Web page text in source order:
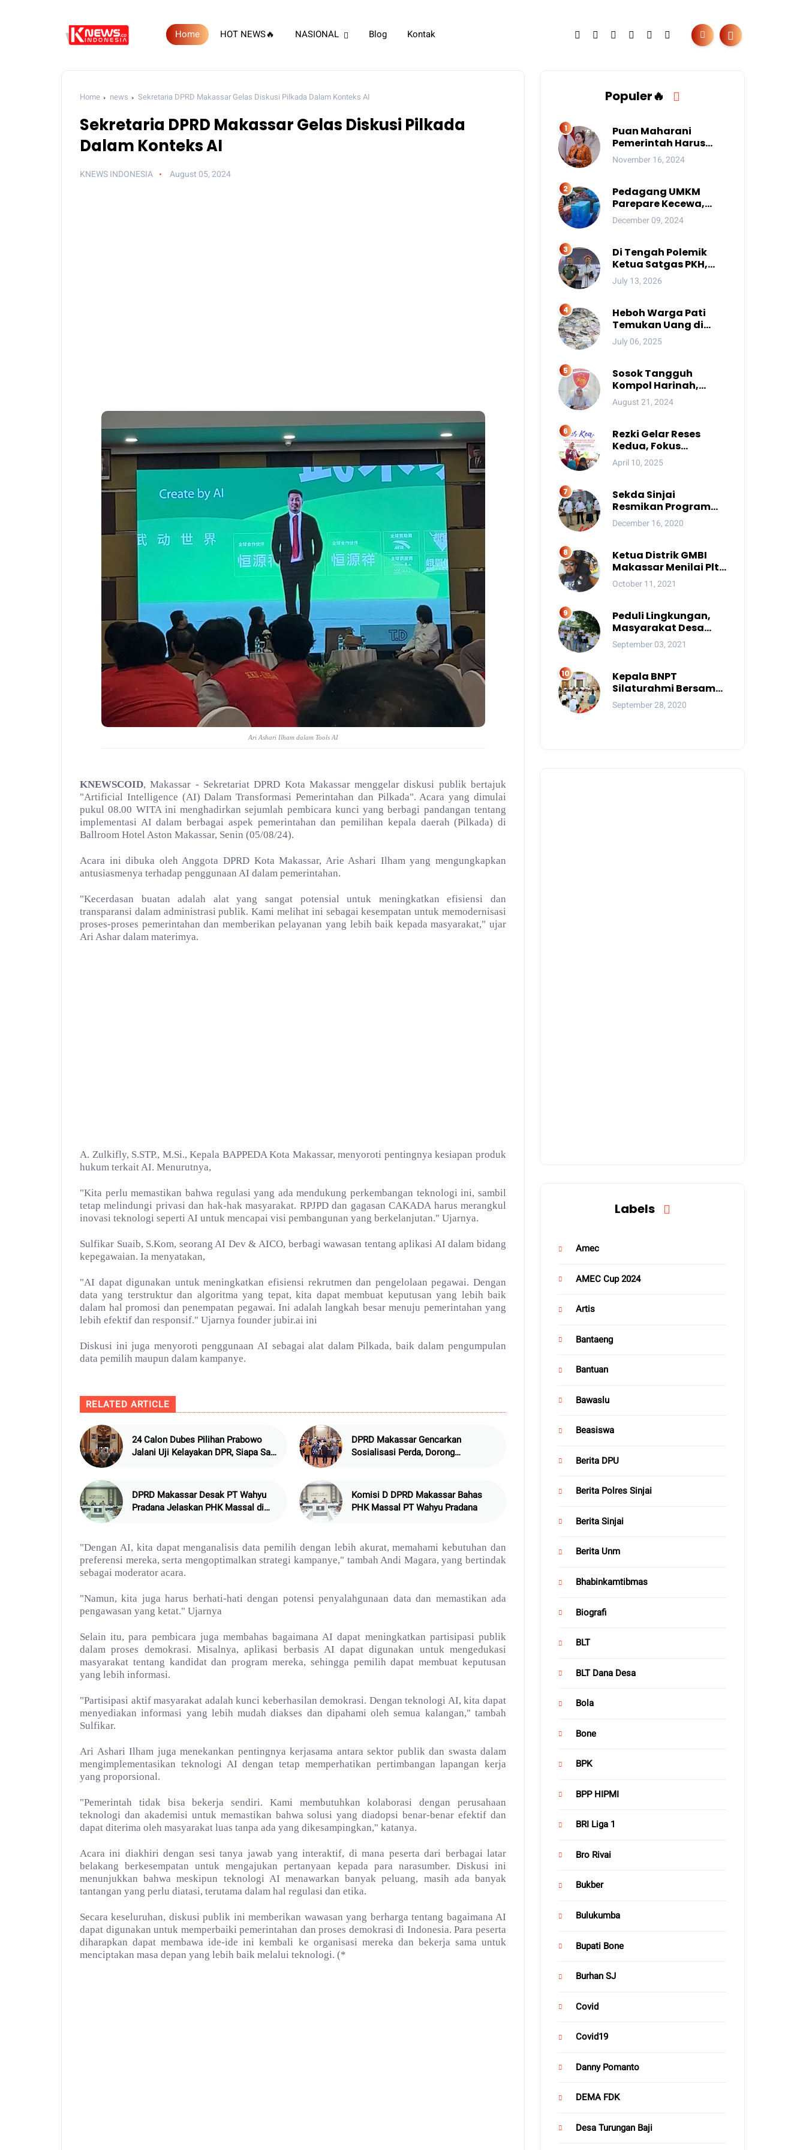
Home HOT NEWS🔥 NASIONAL Blog Kontak
Home news Sekretaria DPRD Makassar Gelas Diskusi Pilkada Dalam Konteks AI
Sekretaria DPRD Makassar Gelas Diskusi Pilkada
Dalam Konteks AI
KNEWS INDONESIA August 05, 2024
Ari Ashari Ilham dalam Tools AI
KNEWSCOID, Makassar - Sekretariat DPRD Kota Makassar menggelar diskusi publik bertajuk
"Artificial Intelligence (AI) Dalam Transformasi Pemerintahan dan Pilkada". Acara yang dimulai
pukul 08.00 WITA ini menghadirkan sejumlah pembicara kunci yang berbagi pandangan tentang
implementasi AI dalam berbagai aspek pemerintahan dan pemilihan kepala daerah (Pilkada) di
Ballroom Hotel Aston Makassar, Senin (05/08/24).
Acara ini dibuka oleh Anggota DPRD Kota Makassar, Arie Ashari Ilham yang mengungkapkan
antusiasmenya terhadap penggunaan AI dalam pemerintahan.
"Kecerdasan buatan adalah alat yang sangat potensial untuk meningkatkan efisiensi dan
transparansi dalam administrasi publik. Kami melihat ini sebagai kesempatan untuk memodernisasi
proses-proses pemerintahan dan memberikan pelayanan yang lebih baik kepada masyarakat," ujar
Ari Ashar dalam materimya.
A. Zulkifly, S.STP., M.Si., Kepala BAPPEDA Kota Makassar, menyoroti pentingnya kesiapan produk
hukum terkait AI. Menurutnya,
"Kita perlu memastikan bahwa regulasi yang ada mendukung perkembangan teknologi ini, sambil
tetap melindungi privasi dan hak-hak masyarakat. RPJPD dan gagasan CAKADA harus merangkul
inovasi teknologi seperti AI untuk mencapai visi pembangunan yang berkelanjutan." Ujarnya.
Sulfikar Suaib, S.Kom, seorang AI Dev & AICO, berbagi wawasan tentang aplikasi AI dalam bidang
kepegawaian. Ia menyatakan,
"AI dapat digunakan untuk meningkatkan efisiensi rekrutmen dan pengelolaan pegawai. Dengan
data yang terstruktur dan algoritma yang tepat, kita dapat membuat keputusan yang lebih baik
dalam hal promosi dan penempatan pegawai. Ini adalah langkah besar menuju pemerintahan yang
lebih efektif dan responsif." Ujarnya founder jubir.ai ini
Diskusi ini juga menyoroti penggunaan AI sebagai alat dalam Pilkada, baik dalam pengumpulan
data pemilih maupun dalam kampanye.
RELATED ARTICLE
24 Calon Dubes Pilihan Prabowo
Jalani Uji Kelayakan DPR, Siapa Saja
DPRD Makassar Gencarkan
Sosialisasi Perda, Dorong
DPRD Makassar Desak PT Wahyu
Pradana Jelaskan PHK Massal di
Komisi D DPRD Makassar Bahas
PHK Massal PT Wahyu Pradana
"Dengan AI, kita dapat menganalisis data pemilih dengan lebih akurat, memahami kebutuhan dan
preferensi mereka, serta mengoptimalkan strategi kampanye," tambah Andi Magara, yang bertindak
sebagai moderator acara.
"Namun, kita juga harus berhati-hati dengan potensi penyalahgunaan data dan memastikan ada
pengawasan yang ketat." Ujarnya
Selain itu, para pembicara juga membahas bagaimana AI dapat meningkatkan partisipasi publik
dalam proses demokrasi. Misalnya, aplikasi berbasis AI dapat digunakan untuk mengedukasi
masyarakat tentang kandidat dan program mereka, sehingga pemilih dapat membuat keputusan
yang lebih informasi.
"Partisipasi aktif masyarakat adalah kunci keberhasilan demokrasi. Dengan teknologi AI, kita dapat
menyediakan informasi yang lebih mudah diakses dan dipahami oleh semua kalangan," tambah
Sulfikar.
Ari Ashari Ilham juga menekankan pentingnya kerjasama antara sektor publik dan swasta dalam
mengimplementasikan teknologi AI dengan tetap memperhatikan pertimbangan lapangan kerja
yang proporsional.
"Pemerintah tidak bisa bekerja sendiri. Kami membutuhkan kolaborasi dengan perusahaan
teknologi dan akademisi untuk memastikan bahwa solusi yang diadopsi benar-benar efektif dan
dapat diterima oleh masyarakat luas tanpa ada yang dikesampingkan," katanya.
Acara ini diakhiri dengan sesi tanya jawab yang interaktif, di mana peserta dari berbagai latar
belakang berkesempatan untuk mengajukan pertanyaan kepada para narasumber. Diskusi ini
menunjukkan bahwa meskipun teknologi AI menawarkan banyak peluang, masih ada banyak
tantangan yang perlu diatasi, terutama dalam hal regulasi dan etika.
Secara keseluruhan, diskusi publik ini memberikan wawasan yang berharga tentang bagaimana AI
dapat digunakan untuk memperbaiki pemerintahan dan proses demokrasi di Indonesia. Para peserta
diharapkan dapat membawa ide-ide ini kembali ke organisasi mereka dan bekerja sama untuk
menciptakan masa depan yang lebih baik melalui teknologi. (*
Populer🔥
Puan Maharani
Pemerintah Harus
Berantas Judi Online
Anak
November 16, 2024
Pedagang UMKM
Parepare Kecewa,
Tersingkir karena
Acara Besar
December 09, 2024
Di Tengah Polemik
Ketua Satgas PKH,
Ada Pesan Penting
yang Ditegaskan ke
July 13, 2026
Heboh Warga Pati
Temukan Uang di
Sungai, Netizen Sebut
Fenomena Aneh
July 06, 2025
Sosok Tangguh
Kompol Harinah,
Anak Petani Kini
Perwira Menengah
August 21, 2024
Rezki Gelar Reses
Kedua, Fokus
Perbaikan Drainase
April 10, 2025
Sekda Sinjai
Resmikan Program
Kotaku
December 16, 2020
Ketua Distrik GMBI
Makassar Menilai Plt.
Kasatpol PP
Makassar Melanggar
October 11, 2021
Peduli Lingkungan,
Masyarakat Desa
Tindang Blokade
Jalan dan Lokasi
September 03, 2021
Kepala BNPT
Silaturahmi Bersama
Pimpinan Pondok
Pesantren Se-Sulsel
September 28, 2020
Labels
Amec
AMEC Cup 2024
Artis
Bantaeng
Bantuan
Bawaslu
Beasiswa
Berita DPU
Berita Polres Sinjai
Berita Sinjai
Berita Unm
Bhabinkamtibmas
Biografi
BLT
BLT Dana Desa
Bola
Bone
BPK
BPP HIPMI
BRI Liga 1
Bro Rivai
Bukber
Bulukumba
Bupati Bone
Burhan SJ
Covid
Covid19
Danny Pomanto
DEMA FDK
Desa Turungan Baji